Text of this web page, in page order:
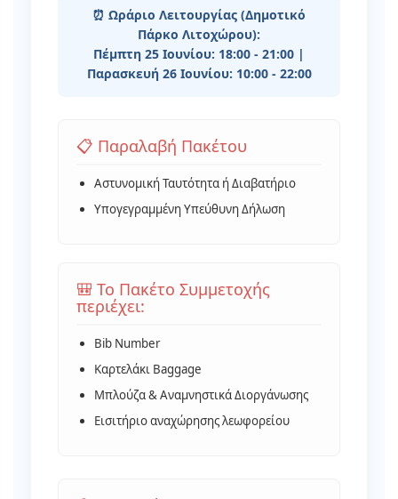
⏰ Ωράριο Λειτουργίας (Δημοτικό
Πάρκο Λιτοχώρου):
Πέμπτη 25 Ιουνίου: 18:00 - 21:00 |
Παρασκευή 26 Ιουνίου: 10:00 - 22:00
📋 Παραλαβή Πακέτου
Αστυνομική Ταυτότητα ή Διαβατήριο
Υπογεγραμμένη Υπεύθυνη Δήλωση
🎒 Το Πακέτο Συμμετοχής
περιέχει:
Bib Number
Καρτελάκι Baggage
Μπλούζα & Αναμνηστικά Διοργάνωσης
Εισιτήριο αναχώρησης λεωφορείου